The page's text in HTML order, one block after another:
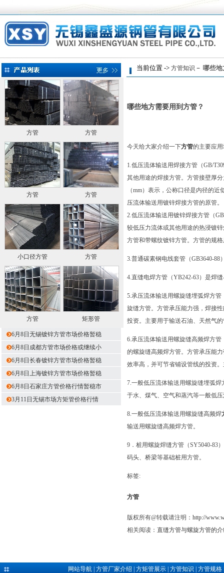
方管 方管
方管 方管
小口径方管 方管
方管 矩形管
6月8日无锡镀锌方管市场价格暂稳
6月8日成都方管市场价格或继续小
6月8日长春镀锌方管市场价格暂稳
6月8日上海镀锌方管市场价格暂稳
6月8日石家庄方管价格行情暂稳市
3月11日无锡市场方矩管价格行情
当前位置 -> 方管知识 － 哪些
哪些地方需要用到方管？
今天给大家介绍一下方管的主要应
1.低压流体输送用焊接方管（GB/
其他用途的焊接方管。方管接壁厚
（mm）表示，公称口径是内径的
压流体输送用镀锌焊接方管的原管。
2.低压流体输送用镀锌焊接方管（
较低压力流体或其他用途的热浸镀
方管和带螺纹镀锌方管。方管的规
3.普通碳素钢电线套管（GB3640-
4.直缝电焊方管（YB242-63）是焊
5.承压流体输送用螺旋缝埋弧焊方
旋缝方管。方管承压能力强，焊接
投资。主要用于输送石油、天然气
6.承压流体输送用螺旋缝高频焊方
的螺旋缝高频焊方管。方管承压能
效率高，并可节省铺设管线的投资
7.一般低压流体输送用螺旋缝埋弧
于水、煤气、空气和蒸汽等一般低
8.一般低压流体输送用螺旋缝高频焊
输送用螺旋缝高频焊方管。
9．桩用螺旋焊缝方管（SY5040-83
码头、桥梁等基础桩用方管。
标签:
方管
版权所有@转载请注明： http://
相关阅读： 直缝方管与螺旋方管的
网站导航| 方管厂家介绍 方矩管展示| 方管知识 方管规格